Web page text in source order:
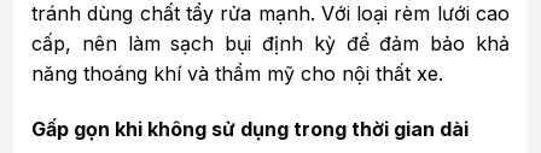
tránh dùng chất tẩy rửa mạnh. Với loại rèm lưới cao
cấp, nên làm sạch bụi định kỳ để đảm bảo khả
năng thoáng khí và thẩm mỹ cho nội thất xe.
Gấp gọn khi không sử dụng trong thời gian dài